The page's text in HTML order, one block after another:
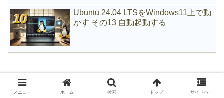
Ubuntu 24.04 LTSをWindows11上で動
かす その13 自動起動する
メニュー ホーム 検索 トップ サイドバー